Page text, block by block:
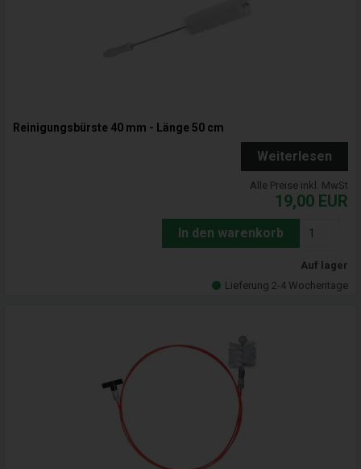
Reinigungsbürste 40 mm - Länge 50 cm
Weiterlesen
Alle Preise inkl. MwSt
19,00 EUR
In den warenkorb
Auf lager
Lieferung 2-4 Wochentage